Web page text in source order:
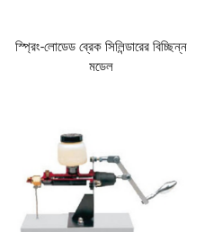
স্প্রিং-লোডেড ব্রেক সিলিন্ডারের বিচ্ছিন্ন
মডেল